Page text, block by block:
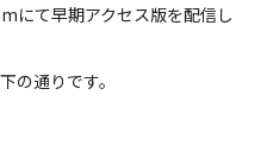
にて早期アクセス版を配信し
の通りです。